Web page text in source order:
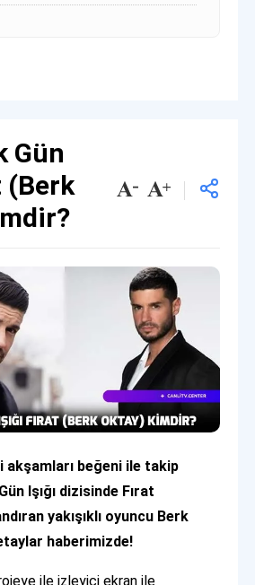
Gün
(Berk
akşamları beğeni ile takip
Işığı dizisinde Fırat
yakışıklı oyuncu Berk
haberimizde!
ile izleyici ekran ile